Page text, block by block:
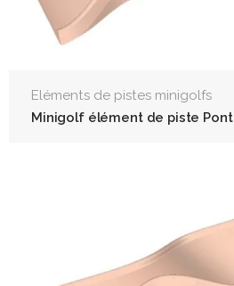
Eléments de pistes minigolfs
Minigolf élément de piste Pont